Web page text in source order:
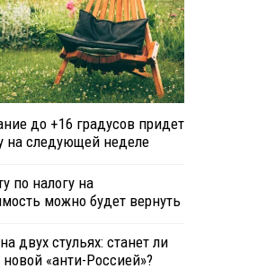
до +16 градусов придет
на следующей неделе
по налогу на
можно будет вернуть
двух стульях: станет ли
«анти-Россией»?